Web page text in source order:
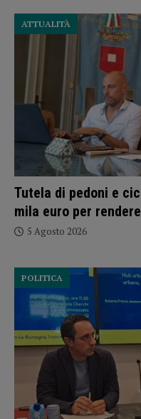
Tutela di pedoni e
mila euro per
ATTUALITÀ
5 Agosto 2026
POLITICA